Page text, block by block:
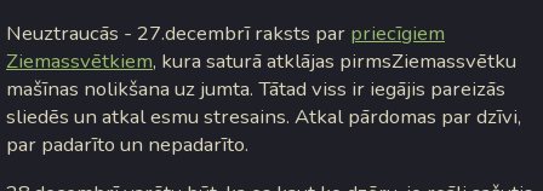
Neuztraucās - 27.decembrī raksts par priecīgiem
Ziemassvētkiem, kura saturā atklājas pirmsZiemassvētku
mašīnas nolikšana uz jumta. Tātad viss ir iegājis pareizās
sliedēs un atkal esmu stresains. Atkal pārdomas par dzīvi,
par padarīto un nepadarīto.